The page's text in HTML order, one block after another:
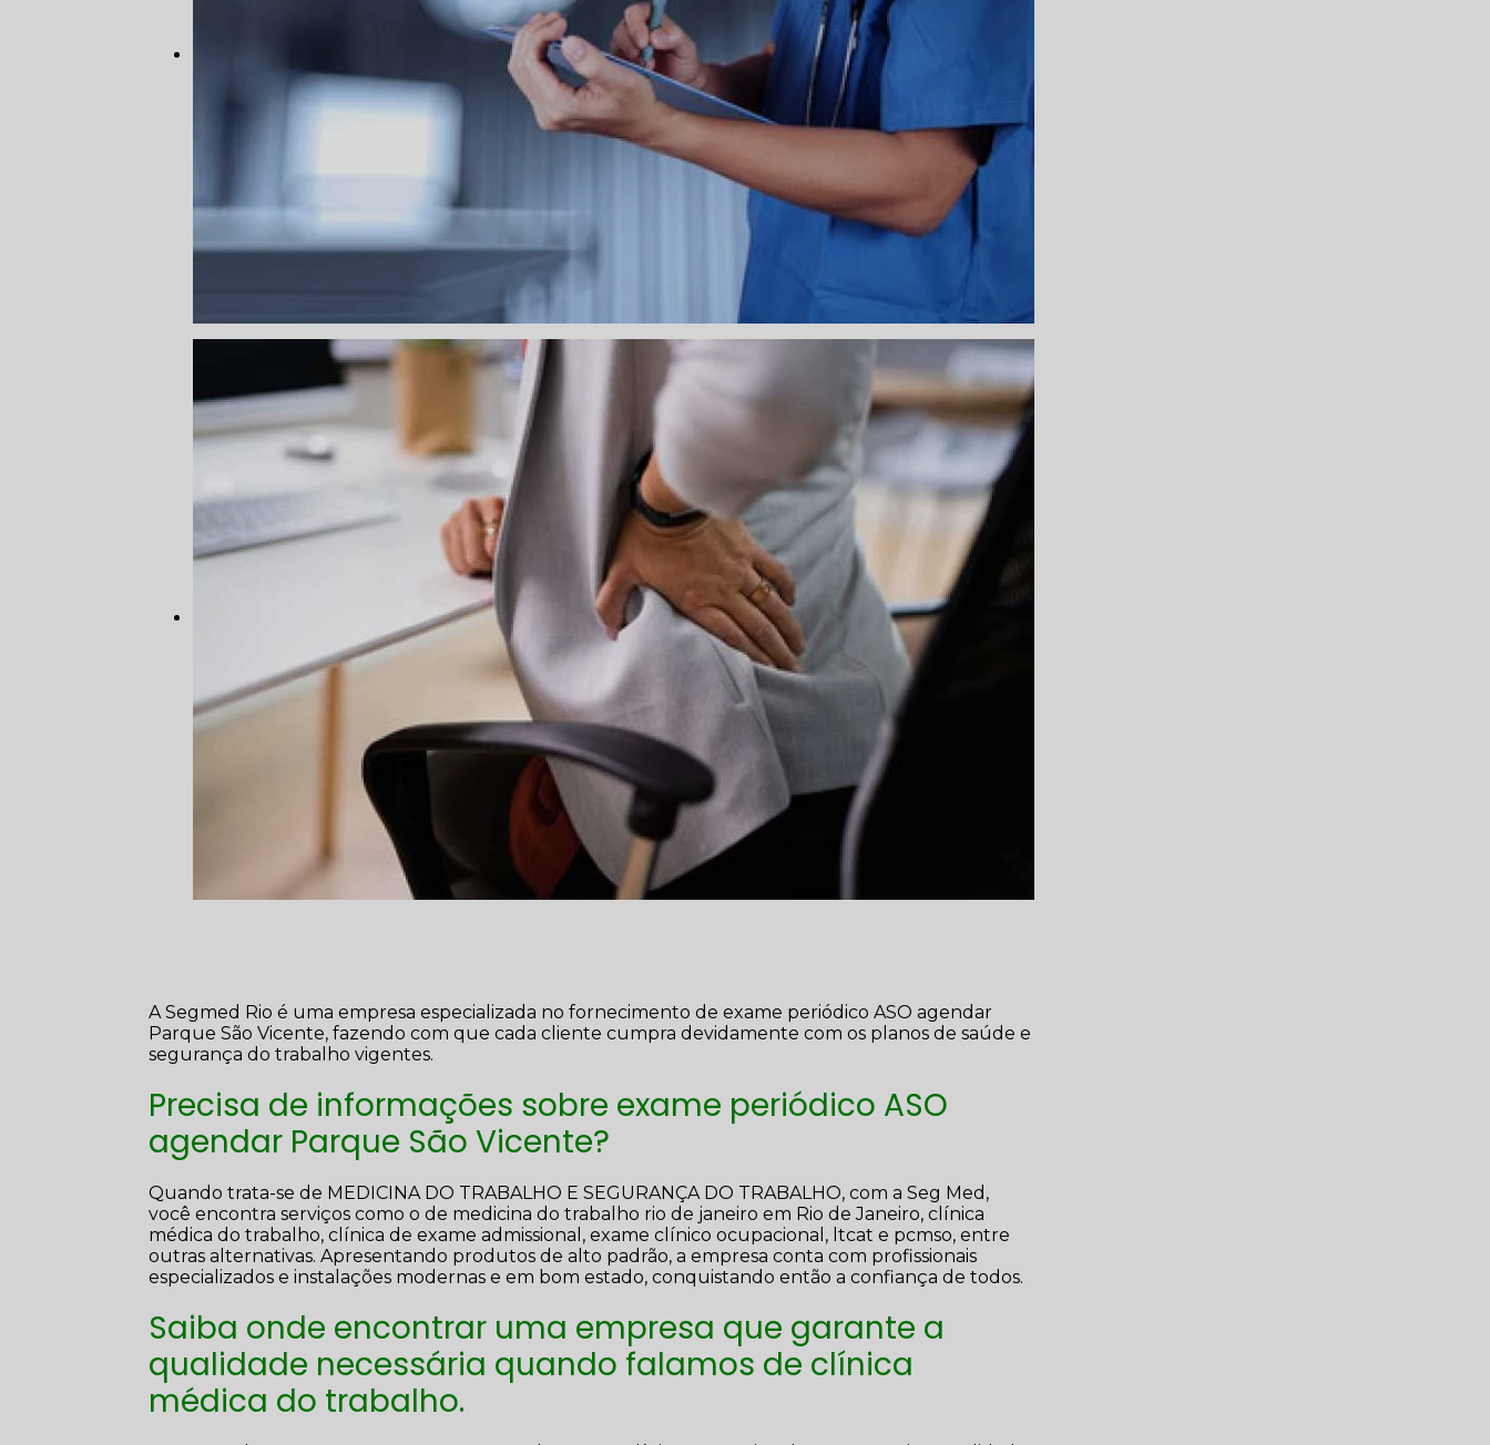
A Segmed Rio é uma empresa especializada no fornecimento de exame periódico ASO agendar
Parque São Vicente, fazendo com que cada cliente cumpra devidamente com os planos de saúde e
segurança do trabalho vigentes.
Precisa de informações sobre exame periódico ASO
agendar Parque São Vicente?
Quando trata-se de MEDICINA DO TRABALHO E SEGURANÇA DO TRABALHO, com a Seg Med,
você encontra serviços como o de medicina do trabalho rio de janeiro em Rio de Janeiro, clínica
médica do trabalho, clínica de exame admissional, exame clínico ocupacional, ltcat e pcmso, entre
outras alternativas. Apresentando produtos de alto padrão, a empresa conta com profissionais
especializados e instalações modernas e em bom estado, conquistando então a confiança de todos.
Saiba onde encontrar uma empresa que garante a
qualidade necessária quando falamos de clínica
médica do trabalho.